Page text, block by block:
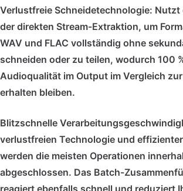
Verlustfreie Schneidetechnologie: Nutzt
der direkten Stream-Extraktion, um
WAV und FLAC vollständig ohne
schneiden oder zu teilen, wodurch 100
Audioqualität im Output im Vergleich
erhalten bleiben.
Blitzschnelle
verlustfreien Technologie und
werden die meisten Operationen
abgeschlossen. Das Batch-
reagiert ebenfalls schnell und reduziert